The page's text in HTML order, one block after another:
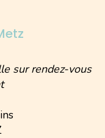
sur rendez-vous